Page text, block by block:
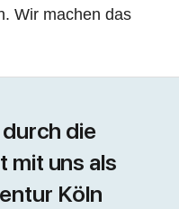
Wir machen das
die
mit uns als
Köln